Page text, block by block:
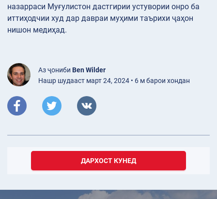
назарраси Муғулистон дастгирии устувории онро ба
иттиҳодчии худ дар давраи муҳими таърихи ҷаҳон
нишон медиҳад.
Аз ҷониби Ben Wilder
Нашр шудааст март 24, 2024 • 6 м барои хондан
ДАРХОСТ КУНЕД